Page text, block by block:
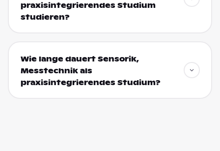
praxisintegrierendes Studium
studieren?
Wie lange dauert Sensorik,
Messtechnik als
praxisintegrierendes Studium?